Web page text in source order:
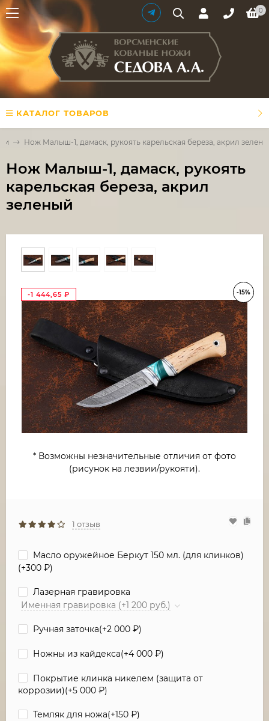
0
КАТАЛОГ ТОВАРОВ
Нож Малыш-1, дамаск, рукоять карельская береза, акрил
Нож Малыш-1, дамаск, рукоять
карельская береза, акрил
зеленый
-15%
-1 444,65 ₽
* Возможны незначительные отличия от фото
(рисунок на лезвии/рукояти).
1 отзыв
Масло оружейное Беркут 150 мл. (для клинков)
(+300 ₽)
Лазерная гравировка
Именная гравировка (+1 200 руб.)
Ручная заточка(+2 000 ₽)
Ножны из кайдекса(+4 000 ₽)
Покрытие клинка никелем (защита от
коррозии)(+5 000 ₽)
Темляк для ножа(+150 ₽)